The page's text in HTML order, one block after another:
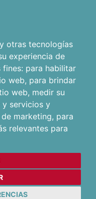
otras tecnologías
experiencia de
fines: para habilitar
web, para brindar
web, medir su
y servicios y
marketing, para
relevantes para